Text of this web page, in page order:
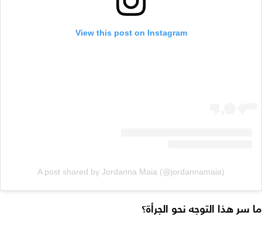
View this post on Instagram
A post shared by Jordanna Maia (@jordannamaia)
ما سر هذا التوجه نحو الجرأة؟